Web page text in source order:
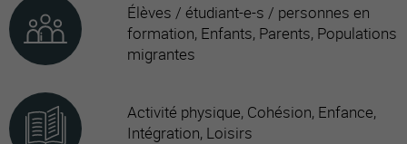
Élèves / étudiant-e-s / personnes en
formation, Enfants, Parents, Populations
migrantes
Activité physique, Cohésion, Enfance,
Intégration, Loisirs